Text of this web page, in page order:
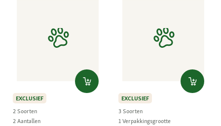
EXCLUSIEF
2 Soorten
2 Aantallen
EXCLUSIEF
3 Soorten
1 Verpakkingsgrootte